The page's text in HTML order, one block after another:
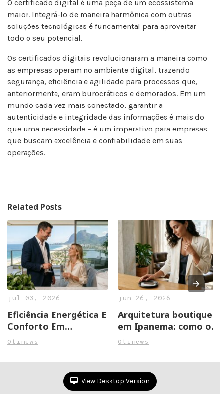
O certificado digital é uma peça de um ecossistema
maior. Integrá-lo de maneira harmônica com outras
soluções tecnológicas é fundamental para aproveitar
todo o seu potencial.
Os certificados digitais revolucionaram a maneira como
as empresas operam no ambiente digital, trazendo
segurança, eficiência e agilidade para processos que,
anteriormente, eram burocráticos e demorados. Em um
mundo cada vez mais conectado, garantir a
autenticidade e integridade das informações é mais do
que uma necessidade – é um imperativo para empresas
que buscam excelência e confiabilidade em suas
operações.
Related Posts
jul 03, 2026
Eficiência Energética E
Conforto Em
Apartamentos
Tijuca
Otinews
jun 26, 2026
Arquitetura boutique
em Ipanema: como o
edifício valoriza a
próximos à Vieira
Souto
Otinews
View Desktop Version